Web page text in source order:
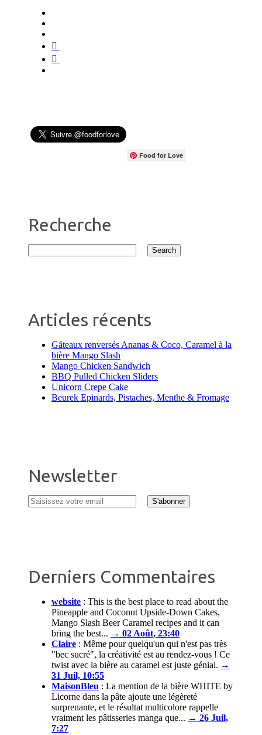
Food for Love
Recherche
Articles récents
Gâteaux renversés Ananas & Coco, Caramel à la
bière Mango Slash
Mango Chicken Sandwich
BBQ Pulled Chicken Sliders
Unicorn Crepe Cake
Beurek Epinards, Pistaches, Menthe & Fromage
Newsletter
Derniers Commentaires
website : This is the best place to read about the
Pineapple and Coconut Upside-Down Cakes,
Mango Slash Beer Caramel recipes and it can
bring the best... → 02 Août, 23:40
Claire : Même pour quelqu'un qui n'est pas très
"bec sucré", la créativité est au rendez-vous ! Ce
twist avec la bière au caramel est juste génial. →
31 Juil, 10:55
MaisonBleu : La mention de la bière WHITE by
Licorne dans la pâte ajoute une légèreté
surprenante, et le résultat multicolore rappelle
vraiment les pâtisseries manga que... → 26 Juil,
7:27